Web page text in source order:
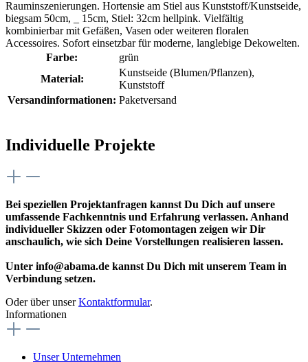
Rauminszenierungen. Hortensie am Stiel aus Kunststoff/Kunstseide,
biegsam 50cm, _ 15cm, Stiel: 32cm hellpink. Vielfältig
kombinierbar mit Gefäßen, Vasen oder weiteren floralen
Accessoires. Sofort einsetzbar für moderne, langlebige Dekowelten.
Farbe:
grün
Material:
Kunstseide (Blumen/Pflanzen),
Kunststoff
Versandinformationen: Paketversand
Individuelle Projekte
Bei speziellen Projektanfragen kannst Du Dich auf unsere
umfassende Fachkenntnis und Erfahrung verlassen. Anhand
individueller Skizzen oder Fotomontagen zeigen wir Dir
anschaulich, wie sich Deine Vorstellungen realisieren lassen.
Unter info@abama.de kannst Du Dich mit unserem Team in
Verbindung setzen.
Oder über unserKontaktformular.
Informationen
Unser Unternehmen